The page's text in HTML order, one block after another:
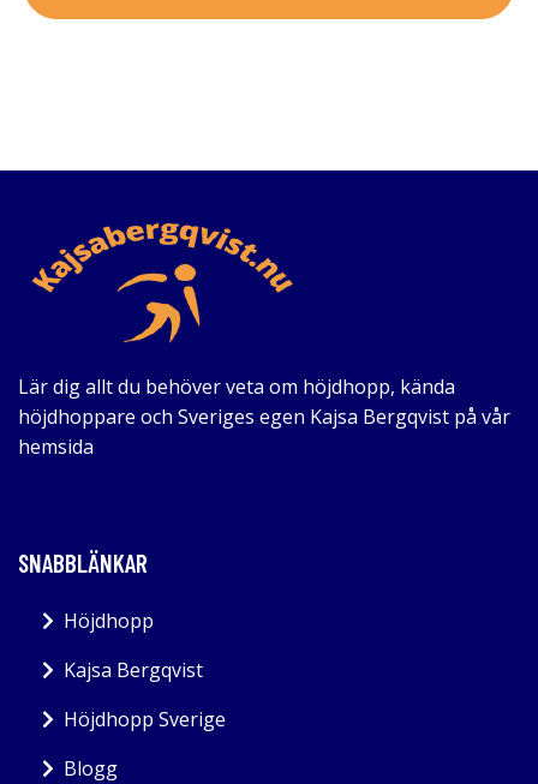
Lär dig allt du behöver veta om höjdhopp, kända
höjdhoppare och Sveriges egen Kajsa Bergqvist på vår
hemsida
SNABBLÄNKAR
Höjdhopp
Kajsa Bergqvist
Höjdhopp Sverige
Blogg